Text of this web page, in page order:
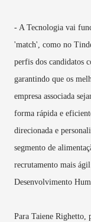
- A Tecnologia vai
'match', como no
perfis dos candidatos
garantindo que os
empresa associada
forma rápida e
direcionada e
segmento de
recrutamento mais
Desenvolvimento
Para Taiene Righetto,